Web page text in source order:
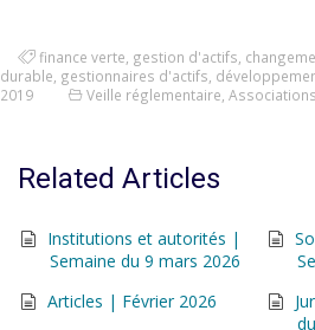
finance verte gestion d'actifs
durable gestionnaires d'actifs
2019
Veille réglementaire Associations
Related Articles
Institutions et autorités |
Semaine du 9 mars 2026
Articles | Février 2026